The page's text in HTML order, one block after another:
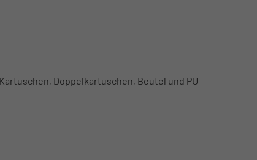
Doppelkartuschen, Beutel und PU-